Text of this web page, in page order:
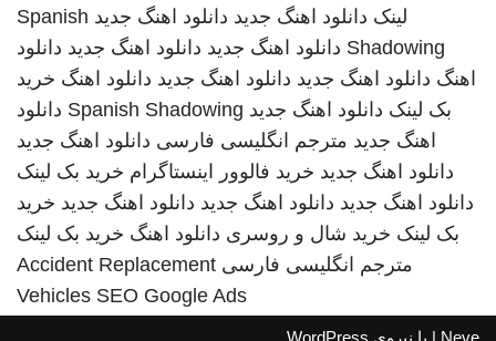
لینک دانلود اهنگ جدید دانلود اهنگ جدید Spanish
Shadowing دانلود اهنگ جدید دانلود اهنگ جدید دانلود
اهنگ دانلود اهنگ جدید دانلود اهنگ جدید دانلود اهنگ خرید
بک لینک دانلود اهنگ جدید Spanish Shadowing دانلود
اهنگ جدید مترجم انگلیسی فارسی دانلود اهنگ جدید
دانلود اهنگ جدید خرید فالوور اینستاگرام خرید بک لینک
دانلود اهنگ جدید دانلود اهنگ جدید دانلود اهنگ جدید خرید
بک لینک خرید شال و روسری دانلود اهنگ خرید بک لینک
مترجم انگلیسی فارسی Accident Replacement
Vehicles SEO Google Ads